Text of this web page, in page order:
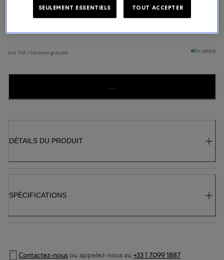
5 040 €
incl. TVA / Livraison gratuite En stock
...
DÉTAILS DU PRODUIT
SPÉCIFICATIONS
Contactez-nousou appelez-nous au +33 1 7099 1887
SEULEMENT ESSENTIELS TOUT ACCEPTER